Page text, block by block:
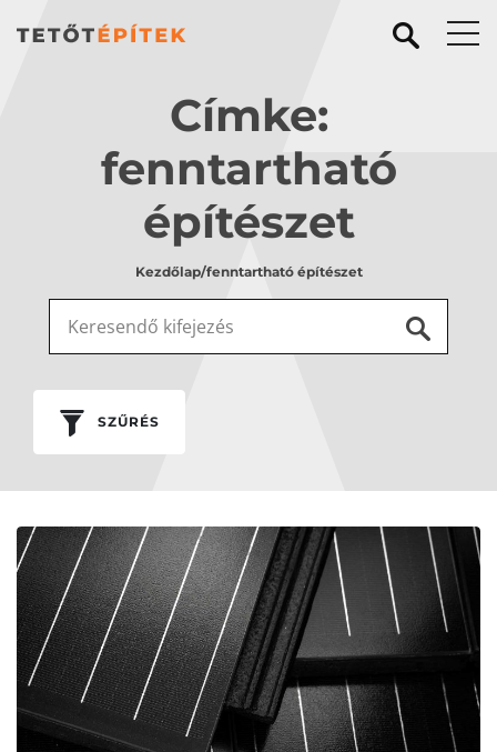
Címke:
fenntartható
építészet
Kezdőlap/fenntartható építészet
SZŰRÉS